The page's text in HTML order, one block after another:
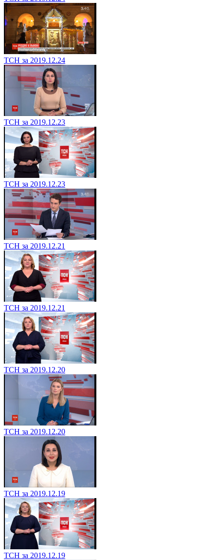
ТСН за 2019.12.24
ТСН за 2019.12.23
ТСН за 2019.12.23
ТСН за 2019.12.21
ТСН за 2019.12.21
ТСН за 2019.12.20
ТСН за 2019.12.20
ТСН за 2019.12.19
ТСН за 2019.12.19